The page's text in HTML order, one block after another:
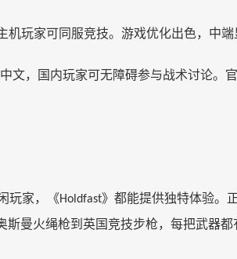
机玩家可同服竞技。游戏优化出色，中
文，国内玩家可无障碍参与战术讨论。
玩家，《Holdfast》都能提供独特体验。
斯曼火绳枪到英国竞技步枪，每把武器